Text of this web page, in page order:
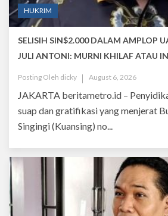
HUKRIM
SELISIH SIN$2.000 DALAM AMPLOP
JULI ANTONI: MURNI KHILAF ATAU
Posting Oleh dicky August 6, 2026
JAKARTA beritametro.id –
suap dan gratifikasi yang menjerat
Singingi (Kuansing) no...